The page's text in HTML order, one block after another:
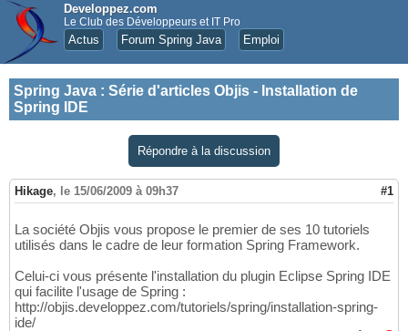
Developpez.com
Le Club des Développeurs et IT Pro
Actus Forum Spring Java Emploi
Spring Java : Série d'articles Objis - Installation de
Spring IDE
Répondre à la discussion
Hikage, le 15/06/2009 à 09h37 #1
La société Objis vous propose le premier de ses 10 tutoriels
utilisés dans le cadre de leur formation Spring Framework.
Celui-ci vous présente l'installation du plugin Eclipse Spring IDE
qui facilite l'usage de Spring :
http://objis.developpez.com/tutoriels/spring/installation-spring-
ide/